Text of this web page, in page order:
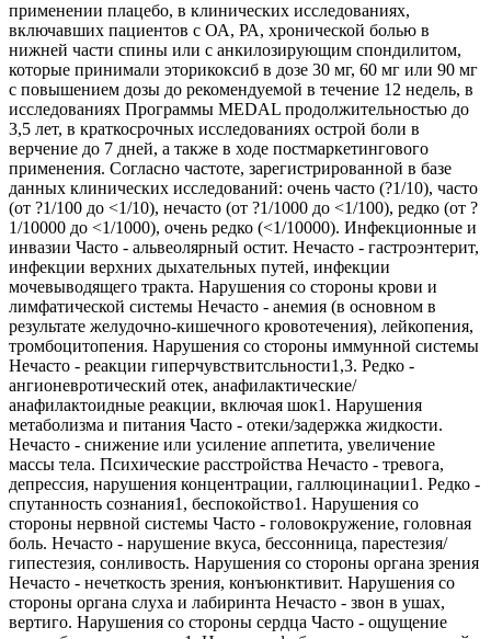
применении плацебо, в клинических исследованиях,
включавших пациентов с ОА, РА, хронической болью в
нижней части спины или с анкилозирующим спондилитом,
которые принимали эторикоксиб в дозе 30 мг, 60 мг или 90 мг
с повышением дозы до рекомендуемой в течение 12 недель, в
исследованиях Программы MEDAL продолжительностью до
3,5 лет, в краткосрочных исследованиях острой боли в
верчение до 7 дней, а также в ходе постмаркетингового
применения. Согласно частоте, зарегистрированной в базе
данных клинических исследований: очень часто (?1/10), часто
(от ?1/100 до <1/10), нечасто (от ?1/1000 до <1/100), редко (от ?
1/10000 до <1/1000), очень редко (<1/10000). Инфекционные и
инвазии Часто - альвеолярный остит. Нечасто - гастроэнтерит,
инфекции верхних дыхательных путей, инфекции
мочевыводящего тракта. Нарушения со стороны крови и
лимфатической системы Нечасто - анемия (в основном в
результате желудочно-кишечного кровотечения), лейкопения,
тромбоцитопения. Нарушения со стороны иммунной системы
Нечасто - реакции гиперчувствитсльности1,3. Редко -
ангионевротический отек, анафилактические/
анафилактоидные реакции, включая шок1. Нарушения
метаболизма и питания Часто - отеки/задержка жидкости.
Нечасто - снижение или усиление аппетита, увеличение
массы тела. Психические расстройства Нечасто - тревога,
депрессия, нарушения концентрации, галлюцинации1. Редко -
спутанность сознания1, беспокойство1. Нарушения со
стороны нервной системы Часто - головокружение, головная
боль. Нечасто - нарушение вкуса, бессонница, парестезия/
гипестезия, сонливость. Нарушения со стороны органа зрения
Нечасто - нечеткость зрения, конъюнктивит. Нарушения со
стороны органа слуха и лабиринта Нечасто - звон в ушах,
вертиго. Нарушения со стороны сердца Часто - ощущение